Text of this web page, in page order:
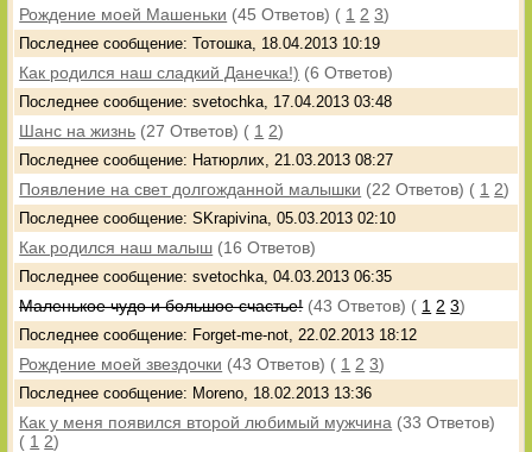
Рождение моей Машеньки (45 Ответов) ( 1 2 3)
Последнее сообщение: Тотошка, 18.04.2013 10:19
Как родился наш сладкий Данечка!) (6 Ответов)
Последнее сообщение: svetochka, 17.04.2013 03:48
Шанс на жизнь (27 Ответов) ( 1 2)
Последнее сообщение: Натюрлих, 21.03.2013 08:27
Появление на свет долгожданной малышки (22 Ответов) ( 1 2)
Последнее сообщение: SKrapivina, 05.03.2013 02:10
Как родился наш малыш (16 Ответов)
Последнее сообщение: svetochka, 04.03.2013 06:35
Маленькое чудо и большое счастье! (43 Ответов) ( 1 2 3)
Последнее сообщение: Forget-me-not, 22.02.2013 18:12
Рождение моей звездочки (43 Ответов) ( 1 2 3)
Последнее сообщение: Moreno, 18.02.2013 13:36
Как у меня появился второй любимый мужчина (33 Ответов)
( 1 2)